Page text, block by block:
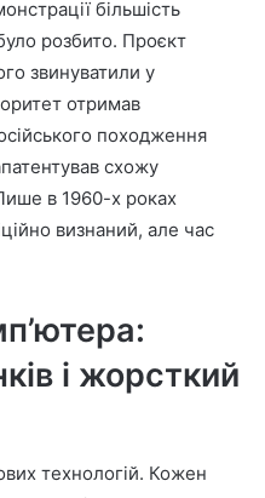
більшість
розбито. Проєкт
звинуватили у
отримав
походження
схожу
в 1960-х роках
визнаний, але час
і жорсткий
технологій. Кожен